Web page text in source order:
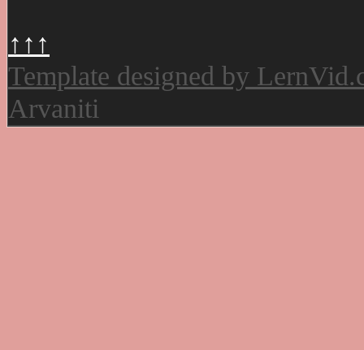
↑↑↑
Template designed by
Arvaniti